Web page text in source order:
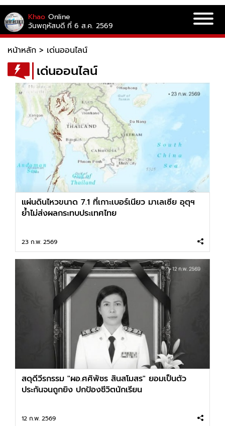
Khao Online
วันพฤหัสบดี ที่ 6 ส.ค. 2569
หน้าหลัก > เด่นออนไลน์
เด่นออนไลน์
แผ่นดินไหวขนาด 7.1 ที่เกาะเบอร์เนียว มาเลเซีย อุตุฯ
ย้ำไม่ส่งผลกระทบประเทศไทย
23 ก.พ. 2569
สดุดีวีรกรรม "ผอ.ศศิพัชร สินสโมสร" ยอมเป็นตัว
ประกันจนถูกยิง ปกป้องชีวิตนักเรียน
12 ก.พ. 2569